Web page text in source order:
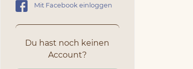
Mit Facebook einloggen
Du hast noch keinen
Account?